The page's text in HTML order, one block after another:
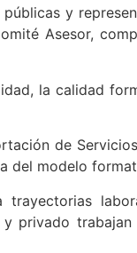
y
Asesor,
la calidad
de
del modelo
privado trabajan